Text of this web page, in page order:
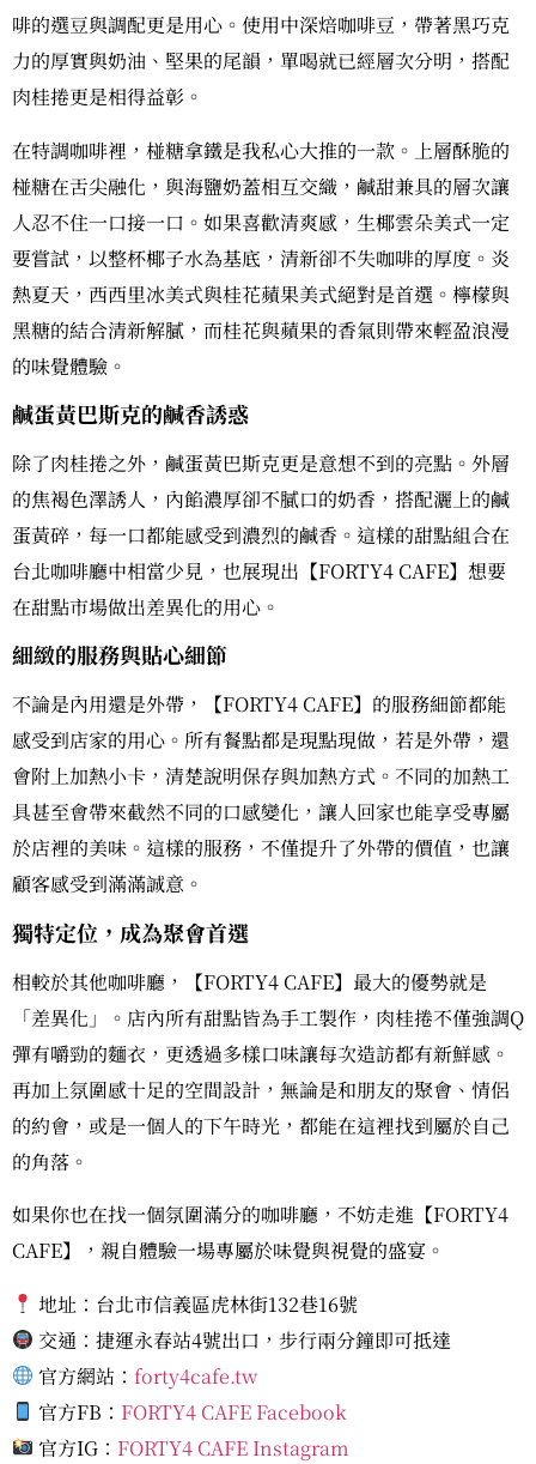
啡的選豆與調配更是用心。使用中深焙咖啡豆，帶著黑巧克
力的厚實與奶油、堅果的尾韻，單喝就已經層次分明，搭配
肉桂捲更是相得益彰。
在特調咖啡裡，椪糖拿鐵是我私心大推的一款。上層酥脆的
椪糖在舌尖融化，與海鹽奶蓋相互交織，鹹甜兼具的層次讓
人忍不住一口接一口。如果喜歡清爽感，生椰雲朵美式一定
要嘗試，以整杯椰子水為基底，清新卻不失咖啡的厚度。炎
熱夏天，西西里冰美式與桂花蘋果美式絕對是首選。檸檬與
黑糖的結合清新解膩，而桂花與蘋果的香氣則帶來輕盈浪漫
的味覺體驗。
鹹蛋黃巴斯克的鹹香誘惑
除了肉桂捲之外，鹹蛋黃巴斯克更是意想不到的亮點。外層
的焦褐色澤誘人，內餡濃厚卻不膩口的奶香，搭配灑上的鹹
蛋黃碎，每一口都能感受到濃烈的鹹香。這樣的甜點組合在
台北咖啡廳中相當少見，也展現出【FORTY4 CAFE】想要
在甜點市場做出差異化的用心。
細緻的服務與貼心細節
不論是內用還是外帶，【FORTY4 CAFE】的服務細節都能
感受到店家的用心。所有餐點都是現點現做，若是外帶，還
會附上加熱小卡，清楚說明保存與加熱方式。不同的加熱工
具甚至會帶來截然不同的口感變化，讓人回家也能享受專屬
於店裡的美味。這樣的服務，不僅提升了外帶的價值，也讓
顧客感受到滿滿誠意。
獨特定位，成為聚會首選
相較於其他咖啡廳，【FORTY4 CAFE】最大的優勢就是
「差異化」。店內所有甜點皆為手工製作，肉桂捲不僅強調Q
彈有嚼勁的麵衣，更透過多樣口味讓每次造訪都有新鮮感。
再加上氛圍感十足的空間設計，無論是和朋友的聚會、情侶
的約會，或是一個人的下午時光，都能在這裡找到屬於自己
的角落。
如果你也在找一個氛圍滿分的咖啡廳，不妨走進【FORTY4
CAFE】，親自體驗一場專屬於味覺與視覺的盛宴。
地址：台北市信義區虎林街132巷16號
交通：捷運永春站4號出口，步行兩分鐘即可抵達
官方網站：forty4cafe.tw
官方FB： FORTY4 CAFE Facebook
官方IG： FORTY4 CAFE Instagram